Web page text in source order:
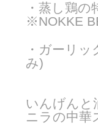
・蒸し鶏
※NOKKE
・ガーリ
み)
いんげんと
ニラの中華